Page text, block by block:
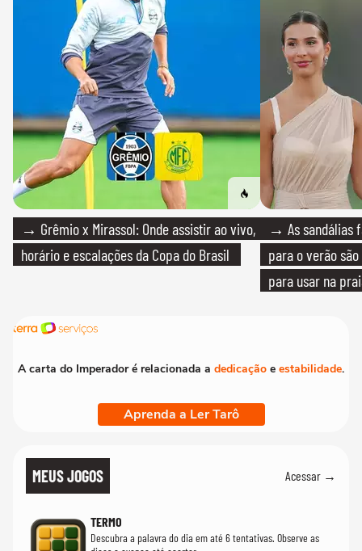
→ Grêmio x Mirassol: Onde assistir ao vivo,
horário e escalações da Copa do Brasil
→ As sandálias
para o verão
para usar na
A carta do Imperador é relacionada a dedicação e estabilidade.
Aprenda a Ler Tarô
MEUS JOGOS Acessar →
TERMO
Descubra a palavra do dia em até 6 tentativas. Observe as